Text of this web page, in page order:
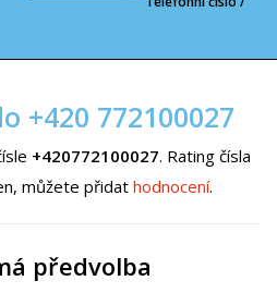
+420 772100027
+420772100027. Rating čísla
můžete přidat hodnocení.
předvolba